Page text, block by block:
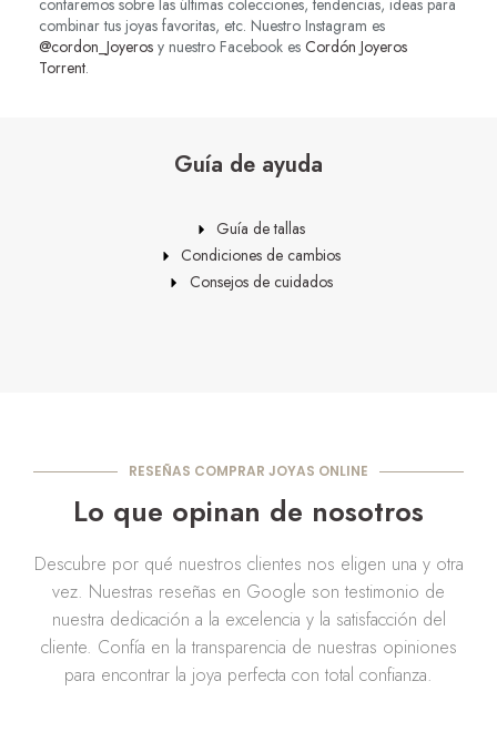
contaremos sobre las últimas colecciones, tendencias, ideas para
combinar tus joyas favoritas, etc. Nuestro Instagram es
@cordon_Joyeros y nuestro Facebook es Cordón Joyeros
Torrent.
Guía de ayuda
Guía de tallas
Condiciones de cambios
Consejos de cuidados
RESEÑAS COMPRAR JOYAS ONLINE
Lo que opinan de nosotros
Descubre por qué nuestros clientes nos eligen una y otra
vez. Nuestras reseñas en Google son testimonio de
nuestra dedicación a la excelencia y la satisfacción del
cliente. Confía en la transparencia de nuestras opiniones
para encontrar la joya perfecta con total confianza.